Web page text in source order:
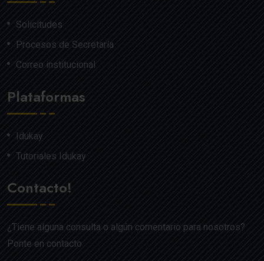
Solicitudes
Procesos de Secretaría
Correo institucional
Plataformas
Idukay
Tutoriales Idukay
Contacto!
¿Tiene alguna consulta o algún comentario para nosotros?
Ponte en contacto